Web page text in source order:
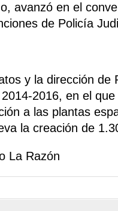
avanzó en el
de Policía
y la dirección de
2016, en el
a las plantas
la creación de
La Razón